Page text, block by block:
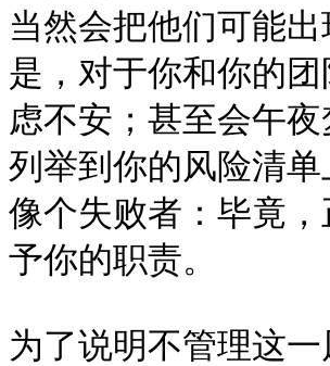
当然会把他们可能
是，对于你和你的
虑不安；甚至会午
列举到你的风险清
像个失败者：毕竟
予你的职责。
为了说明不管理这